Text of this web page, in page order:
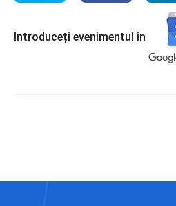
Introduceți evenimentul în